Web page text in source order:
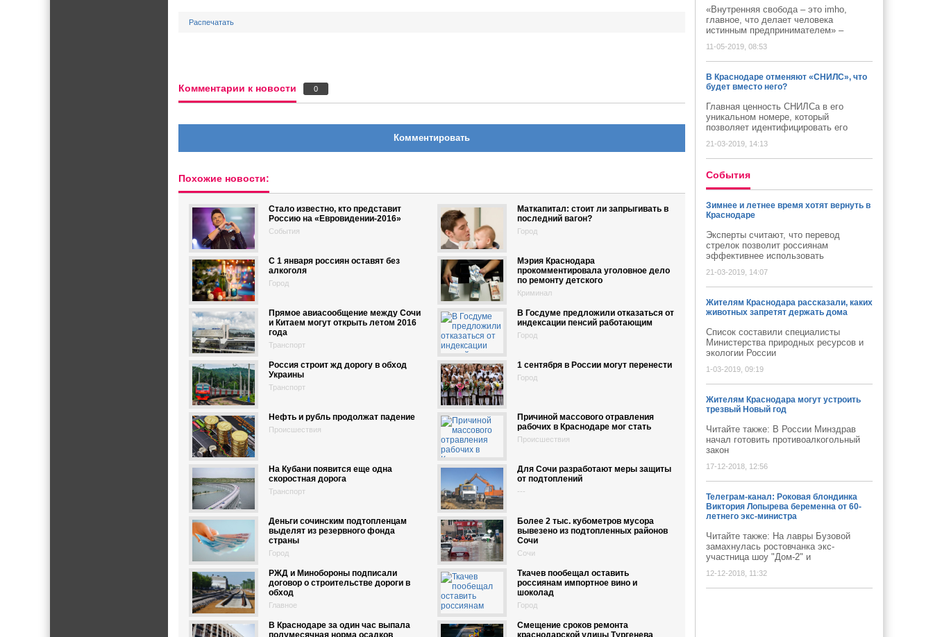
Распечатать
Комментарии к новости 0
Комментировать
Похожие новости:
Стало известно, кто представит
Россию на «Евровидении-2016»
События
Маткапитал: стоит ли запрыгивать в
последний вагон?
Город
С 1 января россиян оставят без
алкоголя
Город
Мэрия Краснодара
прокомментировала уголовное дело
по ремонту детского
Криминал
Прямое авиасообщение между Сочи
и Китаем могут открыть летом 2016
года
Транспорт
В Госдуме предложили отказаться от
индексации пенсий работающим
Город
Россия строит жд дорогу в обход
Украины
Транспорт
1 сентября в России могут перенести
Город
Нефть и рубль продолжат падение
Происшествия
Причиной массового отравления
рабочих в Краснодаре мог стать
Происшествия
На Кубани появится еще одна
скоростная дорога
Транспорт
Для Сочи разработают меры защиты
от подтоплений
---
Деньги сочинским подтопленцам
выделят из резервного фонда
страны
Город
Более 2 тыс. кубометров мусора
вывезено из подтопленных районов
Сочи
Сочи
РЖД и Минобороны подписали
договор о строительстве дороги в
обход
Главное
Ткачев пообещал оставить
россиянам импортное вино и
шоколад
Город
В Краснодаре за один час выпала
полумесячная норма осадков
Смещение сроков ремонта
краснодарской улицы Тургенева
«Внутренняя свобода – это imho,
главное, что делает человека
истинным предпринимателем» –
11-05-2019, 08:53
В Краснодаре отменяют «СНИЛС», что
будет вместо него?
Главная ценность СНИЛСа в его
уникальном номере, который
позволяет идентифицировать его
21-03-2019, 14:13
Cобытия
Зимнее и летнее время хотят вернуть в
Краснодаре
Эксперты считают, что перевод
стрелок позволит россиянам
эффективнее использовать
21-03-2019, 14:07
Жителям Краснодара рассказали, каких
животных запретят держать дома
Список составили специалисты
Министерства природных ресурсов и
экологии России
1-03-2019, 09:19
Жителям Краснодара могут устроить
трезвый Новый год
Читайте также: В России Минздрав
начал готовить противоалкогольный
закон
17-12-2018, 12:56
Телеграм-канал: Роковая блондинка
Виктория Лопырева беременна от 60-
летнего экс-министра
Читайте также: На лавры Бузовой
замахнулась ростовчанка экс-
участница шоу "Дом-2" и
12-12-2018, 11:32